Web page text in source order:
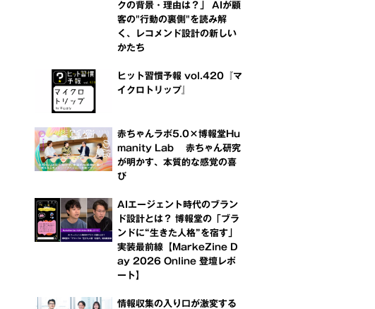
クの背景・理由は？」 AIが顧
客の"行動の裏側"を読み解
く、レコメンド設計の新しい
かたち
ヒット習慣予報 vol.420『マ
イクロトリップ』
赤ちゃんラボ5.0×博報堂Hu
manity Lab 赤ちゃん研究
が明かす、本質的な感覚の喜
び
AIエージェント時代のブラン
ド設計とは？ 博報堂の「ブラ
ンドに“生きた人格”を宿す」
実装最前線【MarkeZine D
ay 2026 Online 登壇レポ
ート】
情報収集の入り口が激変する